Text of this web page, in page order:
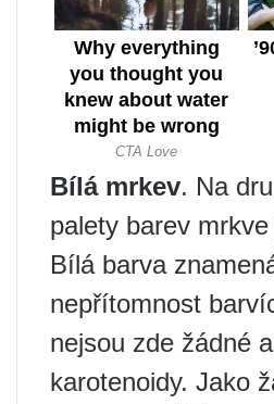
Bílá mrkev. Na
palety barev
Bílá barva
nepřítomnost
nejsou zde žádné
karotenoidy. Jako